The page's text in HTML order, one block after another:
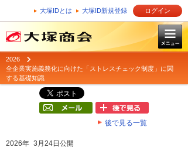
大塚IDとは 大塚ID新規登録 ログイン
2026
全企業実施義務化に向けた「ストレスチェック制度」に関
する基礎知識
後で見る一覧
2026年 3月24日公開